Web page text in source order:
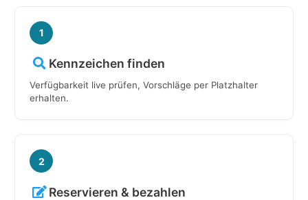
1
Kennzeichen finden
Verfügbarkeit live prüfen, Vorschläge per Platzhalter
erhalten.
2
Reservieren & bezahlen